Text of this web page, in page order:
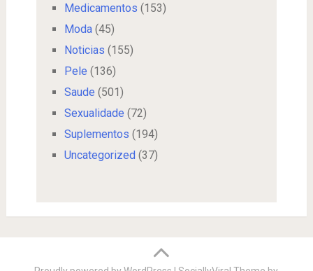
Medicamentos (153)
Moda(45)
Noticias (155)
Pele (136)
Saude (501)
Sexualidade (72)
Suplementos (194)
Uncategorized (37)